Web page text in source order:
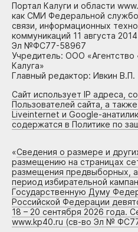
Портал Калуги и области
как СМИ Федеральной
связи, информационных
коммуникаций 11 августа
Эл №ФС77-58967
Учредитель: ООО «Агентство
Калуга»
Главный редактор: Ивкин В.П.
Сайт использует IP адреса,
Пользователей сайта, а
Liveinternet и Google-
содержатся в Политике по
«Сведения о размере и
размещению на страницах
размещения предвыборных,
период избирательной
Государственную Думу
Российской Федерации
18 – 20 сентября 2026 года.
www.kp40.ru (св-во Эл №